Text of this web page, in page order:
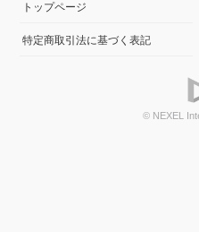
トップページ
特定商取引法に基づく表記
© NEXEL